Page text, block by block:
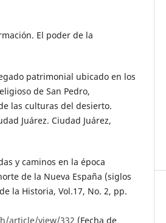
El poder de la
patrimonial ubicado en los
de San Pedro,
las culturas del desierto.
Juárez. Ciudad Juárez,
y caminos en la época
de la Nueva España (siglos
la Historia, Vol.17, No. 2, pp.
article/view/332 (Fecha de